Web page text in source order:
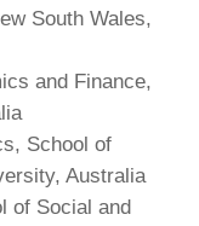
South Wales,
and Finance,
School of
Australia
of Social and